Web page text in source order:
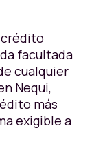
crédito
facultada
cualquier
Nequi,
más
exigible a